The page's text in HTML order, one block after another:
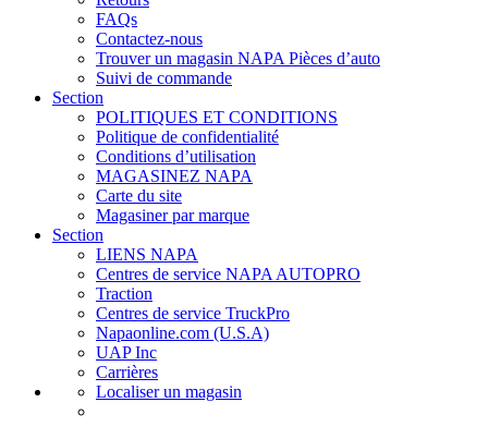
FAQs
Contactez-nous
Trouver un magasin NAPA Pièces d’auto
Suivi de commande
Section
POLITIQUES ET CONDITIONS
Politique de confidentialité
Conditions d’utilisation
MAGASINEZ NAPA
Carte du site
Magasiner par marque
Section
LIENS NAPA
Centres de service NAPA AUTOPRO
Traction
Centres de service TruckPro
Napaonline.com (U.S.A)
UAP Inc
Carrières
Localiser un magasin